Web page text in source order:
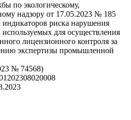
по экологическому,
надзору от 17.05.2023 № 185
риска нарушения
используемых для осуществления
лицензионного контроля за
экспертизы промышленной
№ 74568)